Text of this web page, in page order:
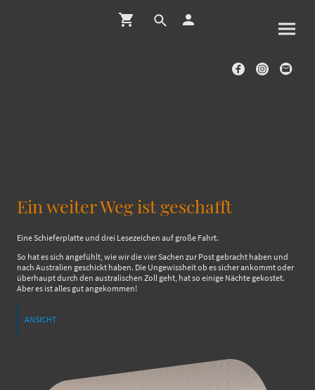
Ein weiter Weg ist geschafft
Eine Schieferplatte und drei Lesezeichen auf große Fahrt.
So hat es sich angefühlt, wie wir die vier Sachen zur Post gebracht haben und
nach Australien geschickt haben. Die Ungewissheit ob es sicher ankommt oder
überhaupt durch den australischen Zoll geht, hat so einige Nächte gekostet.
Aber es ist alles gut angekommen!
ANSICHT